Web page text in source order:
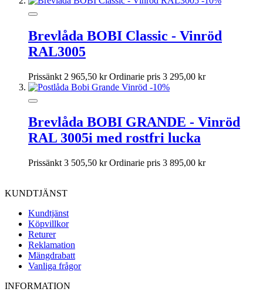
Brevlåda BOBI Classic - Vinröd
RAL3005
Prissänkt 2 965,50 kr Ordinarie pris 3 295,00 kr
-10%
Brevlåda BOBI GRANDE - Vinröd
RAL 3005i med rostfri lucka
Prissänkt 3 505,50 kr Ordinarie pris 3 895,00 kr
KUNDTJÄNST
Kundtjänst
Köpvillkor
Returer
Reklamation
Mängdrabatt
Vanliga frågor
INFORMATION